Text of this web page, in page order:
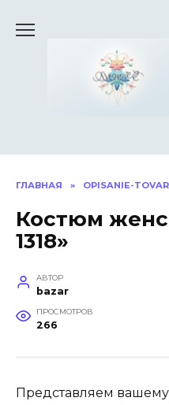
ГЛАВНАЯ » OPISANIE-
Костюм
1318»
АВТОР
bazar
ПРОСМОТРОВ
266
Представляем